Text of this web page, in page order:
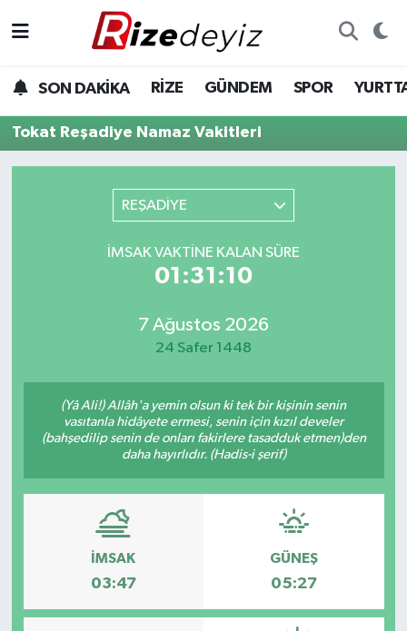
SON DAKİKA RİZE GÜNDEM SPOR
Tokat Reşadiye Namaz Vakitleri
REŞADİYE
İMSAK VAKTINE KALAN SÜRE
01:31:10
7 Ağustos 2026
24 Safer 1448
(Yâ Ali!) Allâh'a yemin olsun ki tek bir kişinin senin
vasıtanla hidâyete ermesi, senin için kızıl develer
(bahşedilip senin de onları fakirlere tasadduk etmen)den
daha hayırlıdır. (Hadis-i şerif)
İMSAK
03:47
GÜNEŞ
05:27
Gündem
Teknoloji
Rize Hava Durumu
Süper Lig Puan Durumu ve Fikstür
Tüm Manşetler